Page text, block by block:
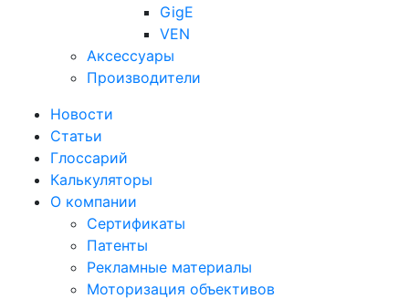
GigE
VEN
Аксессуары
Производители
Новости
Статьи
Глоссарий
Калькуляторы
О компании
Сертификаты
Патенты
Рекламные материалы
Моторизация объективов